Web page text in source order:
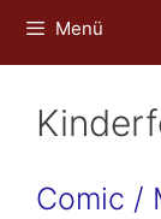
Menü
Comic /